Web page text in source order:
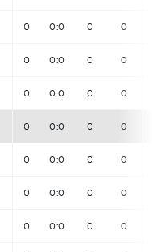
0 0:0 0 0
0 0:0 0 0
0 0:0 0 0
0 0:0 0 0
0 0:0 0 0
0 0:0 0 0
0 0:0 0 0